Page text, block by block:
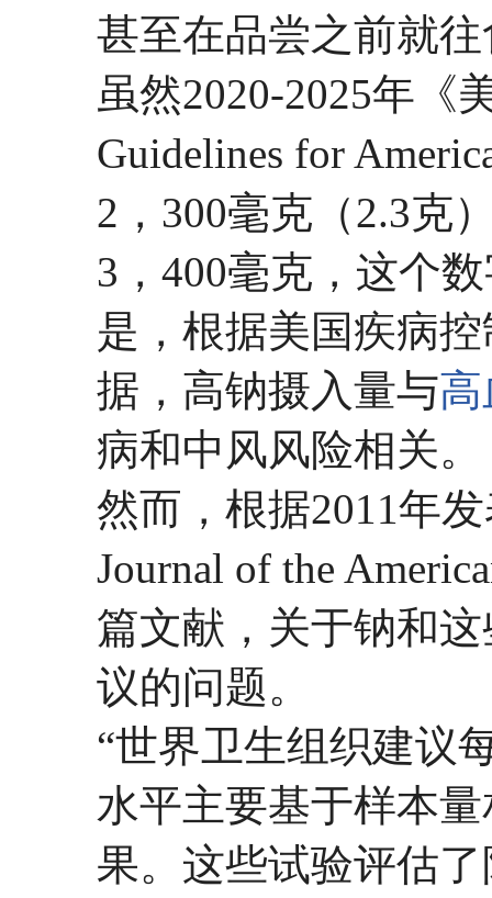
甚至在品尝之前就
虽然2020-2025年《
Guidelines for
2，300毫克（2.3克
3，400毫克，这个
是，根据美国疾病
据，高钠摄入量与
病和中风风险相关。
然而，根据2011年
Journal of the
篇文献，关于钠和
议的问题。
“世界卫生组织建议
水平主要基于样本
果。这些试验评估